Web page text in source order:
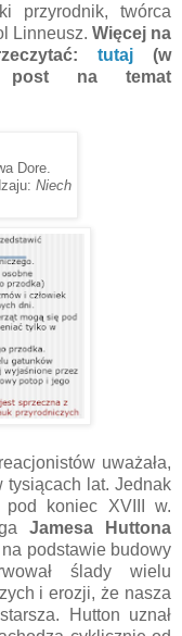
przyrodnik, twórca
Linneusz. Więcej na
tutaj (w
post na temat
Dore.
Niech
uważała,
lat. Jednak
pod koniec XVIII w.
Jamesa Huttona
na podstawie budowy
ślady wielu
i erozji, że nasza
Hutton uznał